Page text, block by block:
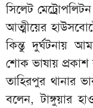
সিলেট
আত্মীয়ের
কিন্তু দুর্ঘটনায়
শোক ভাষায়
তাহিরপুর থানার
বলেন, টাঙ্গুয়ার